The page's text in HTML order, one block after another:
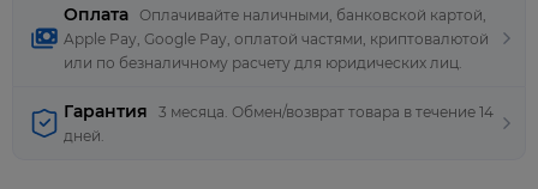
Оплата
Оплачивайте наличными, банковской картой,
Apple Pay, Google Pay, оплатой частями, криптовалютой
или по безналичному расчету для юридических лиц.
Гарантия
3 месяца. Обмен/возврат товара в течение 14
дней.